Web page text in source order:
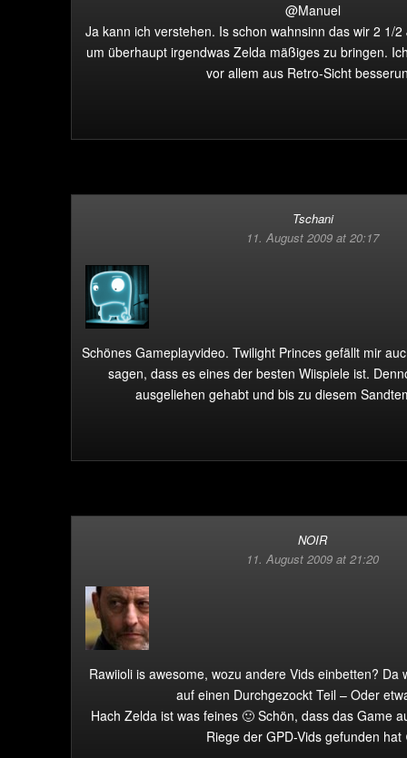
@Manuel
Ja kann ich verstehen. Is schon wahnsinn das wir 2 1/
um überhaupt irgendwas Zelda mäßiges zu bringen.
vor allem aus Retro-Sicht
Tschani
11. August 2009 at 20:17
Schönes Gameplayvideo. Twilight Princes gefällt mir
sagen, dass es eines der besten Wiispiele ist.
ausgeliehen gehabt und bis zu diesem
NOIR
11. August 2009 at 21:20
Rawiioli is awesome, wozu andere Vids einbetten? Da
auf einen Durchgezockt Teil – Oder
Hach Zelda ist was feines 🙂 Schön, dass das Game
Riege der GPD-Vids gefunden hat